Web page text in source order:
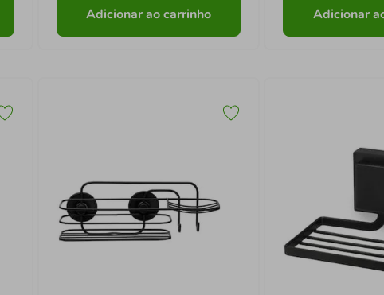
Adicionar ao carrinho Adicionar